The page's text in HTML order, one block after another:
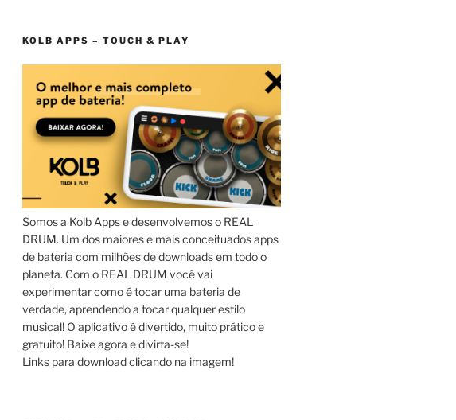
KOLB APPS – TOUCH & PLAY
Somos a Kolb Apps e desenvolvemos o REAL
DRUM. Um dos maiores e mais conceituados apps
de bateria com milhões de downloads em todo o
planeta. Com o REAL DRUM você vai
experimentar como é tocar uma bateria de
verdade, aprendendo a tocar qualquer estilo
musical! O aplicativo é divertido, muito prático e
gratuito! Baixe agora e divirta-se!
Links para download clicando na imagem!